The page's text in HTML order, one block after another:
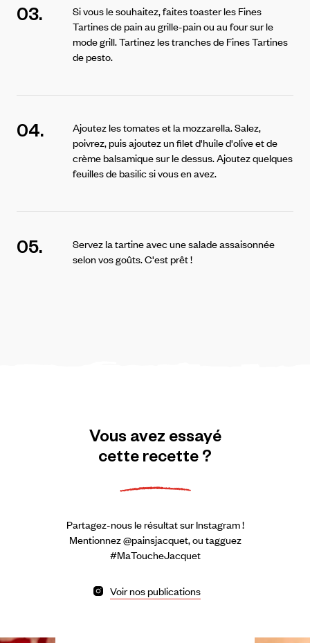
03.
Si vous le souhaitez, faites toaster les Fines
Tartines de pain au grille-pain ou au four sur le
mode grill. Tartinez les tranches de Fines Tartines
de pesto.
04.
Ajoutez les tomates et la mozzarella. Salez,
poivrez, puis ajoutez un filet d'huile d'olive et de
crème balsamique sur le dessus. Ajoutez quelques
feuilles de basilic si vous en avez.
05.
Servez la tartine avec une salade assaisonnée
selon vos goûts. C'est prêt !
Vous avez essayé
cetterecette?
Partagez-nous le résultat sur Instagram !
Mentionnez @painsjacquet, ou tagguez
#MaToucheJacquet
Voir nos publications